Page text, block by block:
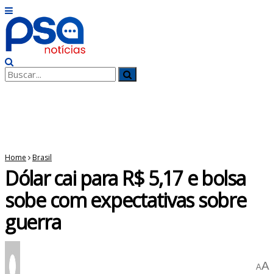
Home Brasil
Dólar cai para R$ 5,17 e bolsa
sobe com expectativas sobre
guerra
AA